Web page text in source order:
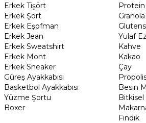
Erkek Tişört
Erkek Şort
Erkek Eşofman
Erkek Jean
Erkek Sweatshirt
Erkek Mont
Erkek Sneaker
Güreş Ayakkabısı
Basketbol Ayakkabısı
Yüzme Şortu
Boxer
Yulaf
Kahve
Kakao
Çay
Besin
Bitkisel
Fındık